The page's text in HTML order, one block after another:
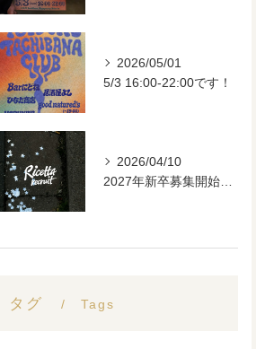
2026/05/01
5/3 16:00-22:00です！
2026/04/10
タグ Tags